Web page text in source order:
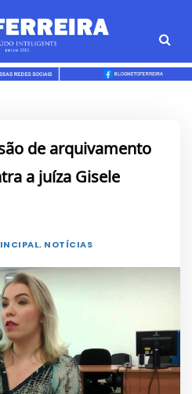
de arquivamento
a juíza Gisele
, NOTÍCIAS